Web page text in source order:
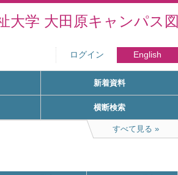
大学 大田原キャンパス
ログイン English
新着資料
横断検索
すべて見る